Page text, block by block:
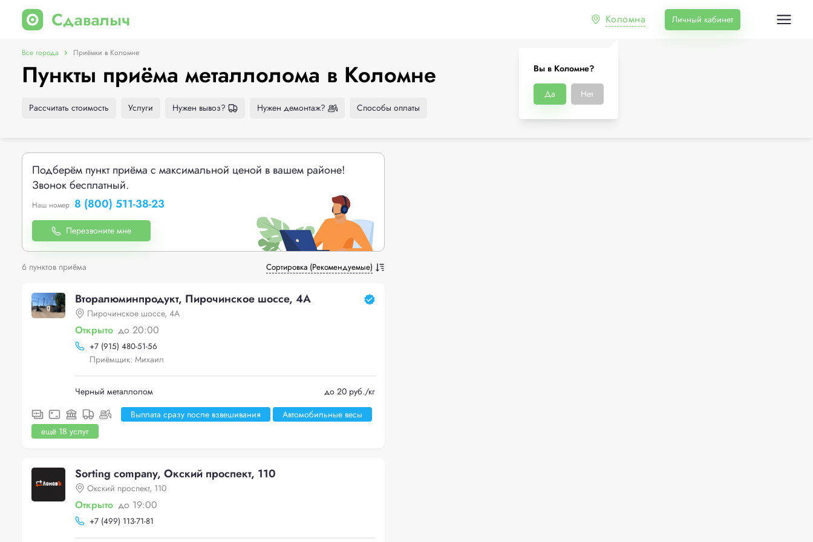
Коломна
Вы в Коломне?
Да Нет
Личный кабинет
Все города Приёмки в Коломне
Пункты приёма металлолома в Коломне
Рассчитать стоимость Услуги Нужен вывоз? Нужен демонтаж? Способы оплаты
Подберём пункт приёма с максимальной ценой в вашем районе!
Звонок бесплатный.
Наш номер 8 (800) 511-38-23
Перезвоните мне
6 пунктов приёма Сортировка (Рекомендуемые)
Вторалюминпродукт, Пирочинское шоссе, 4А
Пирочинское шоссе, 4А
Открыто до 20:00
+7 (915) 480-51-56
Приёмщик: Михаил
Черный металлолом
до 20 руб./кг
Выплата сразу после взвешивания
Автомобильные весы
ещё 18 услуг
Sorting company, Окский проспект, 110
Окский проспект, 110
Открыто до 19:00
+7 (499) 113-71-81